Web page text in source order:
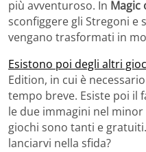
più avventuroso. In Magic
sconfiggere gli Stregoni e
vengano trasformati in
Esistono poi degli altri
Edition, in cui è
tempo breve. Esiste poi il
le due immagini nel
giochi sono tanti e
lanciarvi nella sfida?